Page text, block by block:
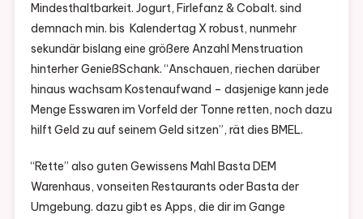
Mindesthaltbarkeit. Jogurt, Firlefanz & Cobalt. sind
demnach min. bis Kalendertag X robust, nunmehr
sekundär bislang eine größere Anzahl Menstruation
hinterher GenießSchank. “Anschauen, riechen darüber
hinaus wachsam Kostenaufwand – dasjenige kann jede
Menge Esswaren im Vorfeld der Tonne retten, noch dazu
hilft Geld zu auf seinem Geld sitzen”, rät dies BMEL.
“Rette” also guten Gewissens Mahl Basta DEM
Warenhaus, vonseiten Restaurants oder Basta der
Umgebung. dazu gibt es Apps, die dir im Gange